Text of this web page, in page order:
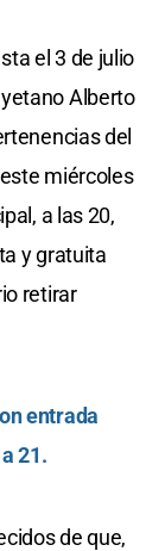
el 3 de julio
Alberto
del
miércoles
a las 20,
y gratuita
retirar
entrada
21.
de que,